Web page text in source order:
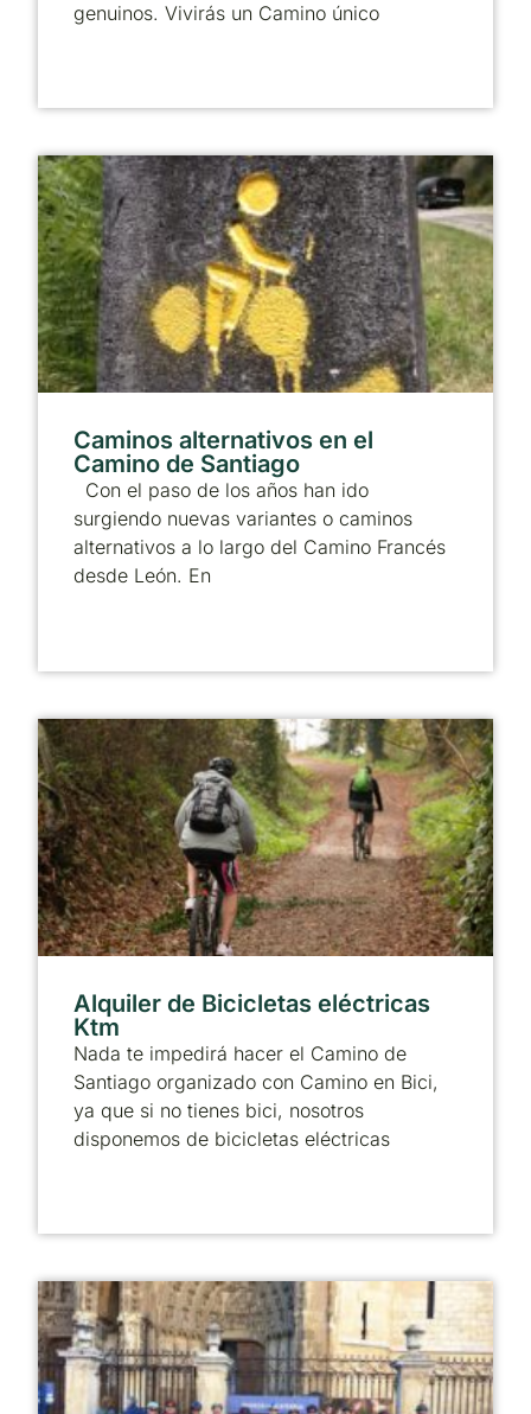
genuinos. Vivirás un Camino único
Caminos alternativos en el
Camino de Santiago
Con el paso de los años han ido
surgiendo nuevas variantes o caminos
alternativos a lo largo del Camino Francés
desde León. En
Alquiler de Bicicletas eléctricas
Ktm
Nada te impedirá hacer el Camino de
Santiago organizado con Camino en Bici,
ya que si no tienes bici, nosotros
disponemos de bicicletas eléctricas